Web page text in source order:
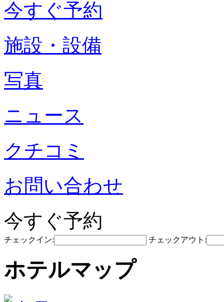
今すぐ予約
施設・設備
写真
ニュース
クチコミ
お問い合わせ
今すぐ予約
チェックイン: チェックアウト:
ホテルマップ